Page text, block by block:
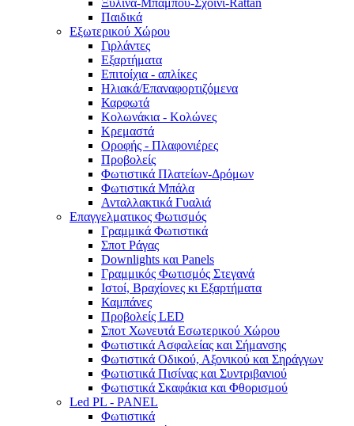
Ξύλινα-Μπαμπού-Σχοινί-Rattan
Παιδικά
Εξωτερικού Χώρου
Γιρλάντες
Εξαρτήματα
Επιτοίχια - απλίκες
Ηλιακά/Επαναφορτιζόμενα
Καρφωτά
Κολωνάκια - Κολώνες
Κρεμαστά
Οροφής - Πλαφονιέρες
Προβολείς
Φωτιστικά Πλατείων-Δρόμων
Φωτιστικά Μπάλα
Ανταλλακτικά Γυαλιά
Επαγγελματικος Φωτισμός
Γραμμικά Φωτιστικά
Σποτ Ράγας
Downlights και Panels
Γραμμικός Φωτισμός Στεγανά
Ιστοί, Βραχίονες κι Εξαρτήματα
Καμπάνες
Προβολείς LED
Σποτ Χωνευτά Εσωτερικού Χώρου
Φωτιστικά Ασφαλείας και Σήμανσης
Φωτιστικά Οδικού, Αξονικού και Σηράγγων
Φωτιστικά Πισίνας και Συντριβανιού
Φωτιστικά Σκαφάκια και Φθορισμού
Led PL - PANEL
Φωτιστικά